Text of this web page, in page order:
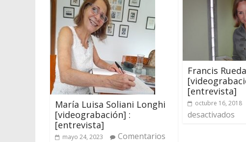
María Luisa Soliani Longhi
[videograbación] :
[entrevista]
mayo 24, 2023
Comentarios
Francis Rueda
[entrevista]
octubre 16, 2018
desactivados